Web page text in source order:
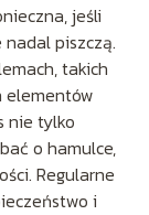
jeśli
piszczą.
takich
elementów
nie tylko
o hamulce,
Regularne
i